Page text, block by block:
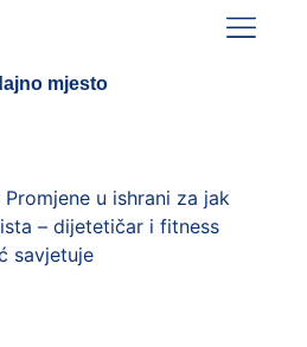
mjesto
Promjene u ishrani za jak
– dijetetičar i fitness
savjetuje